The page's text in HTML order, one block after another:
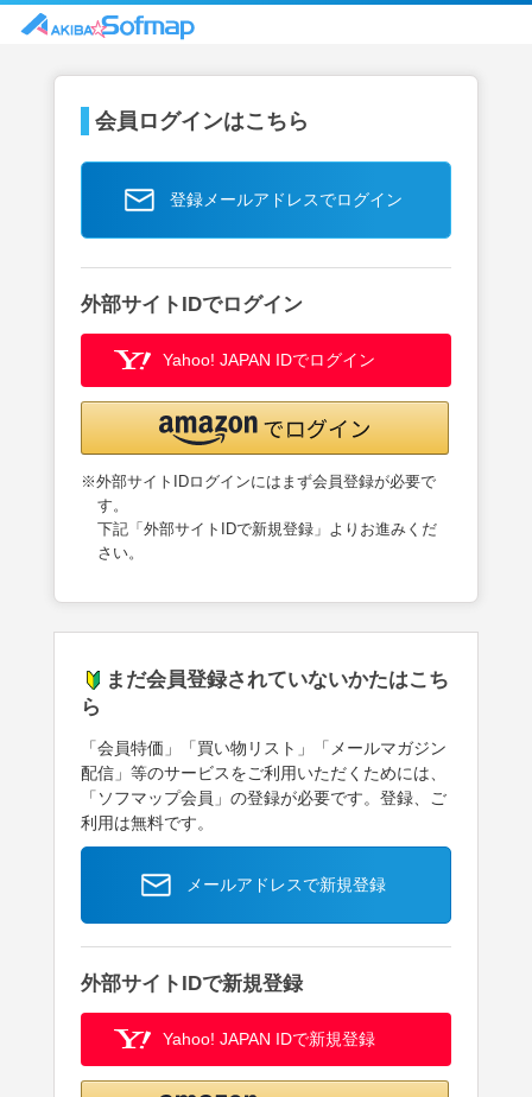
会員ログインはこちら
登録メールアドレスでログイン
外部サイトIDでログイン
Yahoo! JAPAN IDでログイン
※外部サイトIDログインにはまず会員登録が必要で
す。
下記「外部サイトIDで新規登録」よりお進みくだ
さい。
まだ会員登録されていないかたはこち
ら
「会員特価」「買い物リスト」「メールマガジン
配信」等のサービスをご利用いただくためには、
「ソフマップ会員」の登録が必要です。登録、ご
利用は無料です。
メールアドレスで新規登録
外部サイトIDで新規登録
Yahoo! JAPAN IDで新規登録